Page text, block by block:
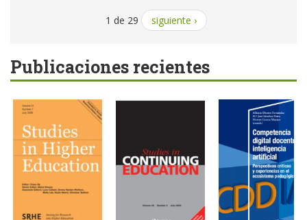
1 de 29 siguiente ›
Publicaciones recientes